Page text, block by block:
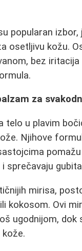
popularan
osetljivu kožu.
bez
za
telo u plavim
Njihove
sprečavaju
mirisa,
kokosom. Ovi
ugodnijom, dok